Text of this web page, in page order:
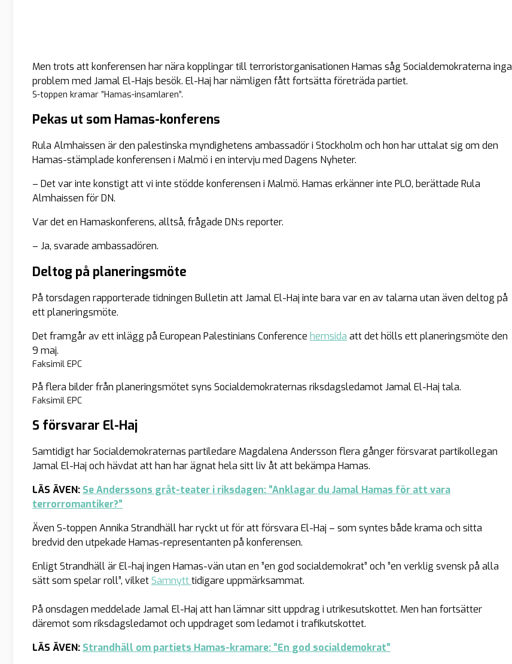
Men trots att konferensen har nära kopplingar till terroristorganisationen Hamas såg Socialdemokraterna inga
problem med Jamal El-Hajs besök. El-Haj har nämligen fått fortsätta företräda partiet.
S-toppen kramar ”Hamas-insamlaren”.
Pekas ut som Hamas-konferens
Rula Almhaissen är den palestinska myndighetens ambassadör i Stockholm och hon har uttalat sig om den
Hamas-stämplade konferensen i Malmö i en intervju med Dagens Nyheter.
– Det var inte konstigt att vi inte stödde konferensen i Malmö. Hamas erkänner inte PLO, berättade Rula
Almhaissen för DN.
Var det en Hamaskonferens, alltså, frågade DN:s reporter.
– Ja, svarade ambassadören.
Deltog på planeringsmöte
På torsdagen rapporterade tidningen Bulletin att Jamal El-Haj inte bara var en av talarna utan även deltog på
ett planeringsmöte.
Det framgår av ett inlägg på European Palestinians Conference hemsida att det hölls ett planeringsmöte den
9 maj.
Faksimil EPC
På flera bilder från planeringsmötet syns Socialdemokraternas riksdagsledamot Jamal El-Haj tala.
Faksimil EPC
S försvarar El-Haj
Samtidigt har Socialdemokraternas partiledare Magdalena Andersson flera gånger försvarat partikollegan
Jamal El-Haj och hävdat att han har ägnat hela sitt liv åt att bekämpa Hamas.
LÄS ÄVEN: Se Anderssons gråt-teater i riksdagen: ”Anklagar du Jamal Hamas för att vara
terrorromantiker?”
Även S-toppen Annika Strandhäll har ryckt ut för att försvara El-Haj – som syntes både krama och sitta
bredvid den utpekade Hamas-representanten på konferensen.
Enligt Strandhäll är El-haj ingen Hamas-vän utan en ”en god socialdemokrat” och ”en verklig svensk på alla
sätt som spelar roll”, vilketSamnytttidigare uppmärksammat.
På onsdagen meddelade Jamal El-Haj att han lämnar sitt uppdrag i utrikesutskottet. Men han fortsätter
däremot som riksdagsledamot och uppdraget som ledamot i trafikutskottet.
LÄS ÄVEN: Strandhäll om partiets Hamas-kramare: ”En god socialdemokrat”